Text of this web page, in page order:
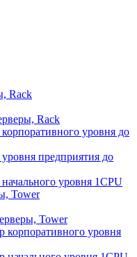
Rack
Rack
уровня до
уровня предприятия до
уровня 1CPU
Tower
Tower
корпоративного уровня